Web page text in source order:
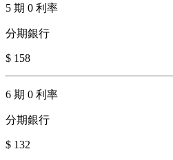
5 期 0 利率
分期銀行
$ 158
6 期 0 利率
分期銀行
$ 132